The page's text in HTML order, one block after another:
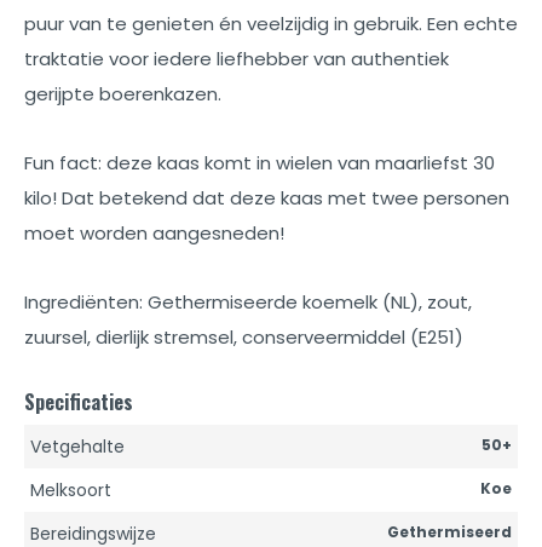
puur van te genieten én veelzijdig in gebruik. Een echte
traktatie voor iedere liefhebber van authentiek
gerijpte boerenkazen.
Fun fact: deze kaas komt in wielen van maarliefst 30
kilo! Dat betekend dat deze kaas met twee personen
moet worden aangesneden!
Ingrediënten: Gethermiseerde koemelk (NL), zout,
zuursel, dierlijk stremsel, conserveermiddel (E251)
Specificaties
Vetgehalte 50+
Melksoort Koe
Bereidingswijze Gethermiseerd